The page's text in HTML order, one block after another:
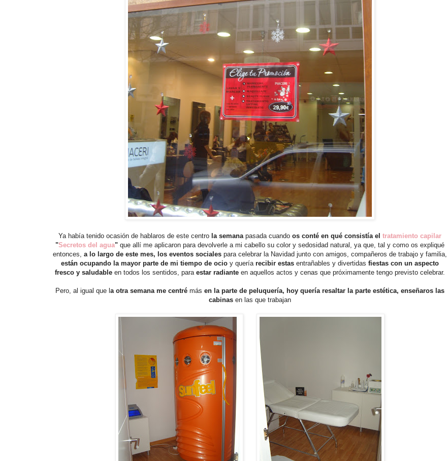
Ya había tenido ocasión de hablaros de este centro la semana pasada cuando os conté en qué consistía el tratamiento capilar
"Secretos del agua" que allí me aplicaron para devolverle a mi cabello su color y sedosidad natural, ya que, tal y como os expliqué
entonces, a lo largo de este mes, los eventos sociales para celebrar la Navidad junto con amigos, compañeros de trabajo y familia,
están ocupando la mayor parte de mi tiempo de ocio y quería recibir estas entrañables y divertidas fiestas con un aspecto
fresco y saludable en todos los sentidos, para estar radiante en aquellos actos y cenas que próximamente tengo previsto celebrar.
Pero, al igual que la otra semana me centré más en la parte de peluquería, hoy quería resaltar la parte estética, enseñaros las
cabinas en las que trabajan